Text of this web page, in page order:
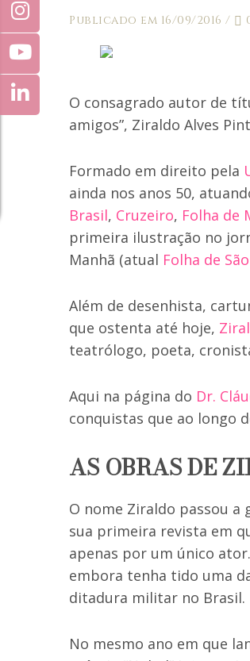
Publicado em 16/09/2016 /
O consagrado autor de
amigos”, Ziraldo Alves
Formado em direito pela
ainda nos anos 50,
Brasil, Cruzeiro, Folha de
primeira ilustração no
Manhã (atual Folha de
Além de desenhista,
que ostenta até hoje,
teatrólogo, poeta,
Aqui na página do Dr.
conquistas que ao longo
AS OBRAS DE
O nome Ziraldo passou a
sua primeira revista em
apenas por um único
embora tenha tido uma
ditadura militar no Brasil.
No mesmo ano em que